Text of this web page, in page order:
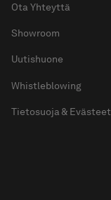
Ota Yhteyttä
Showroom
Uutishuone
Whistleblowing
Tietosuoja & Evästeet